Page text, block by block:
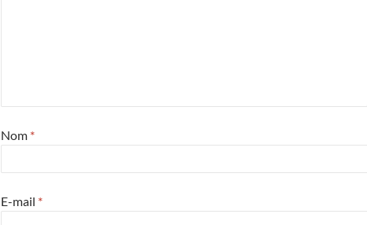
Nom *
E-mail *